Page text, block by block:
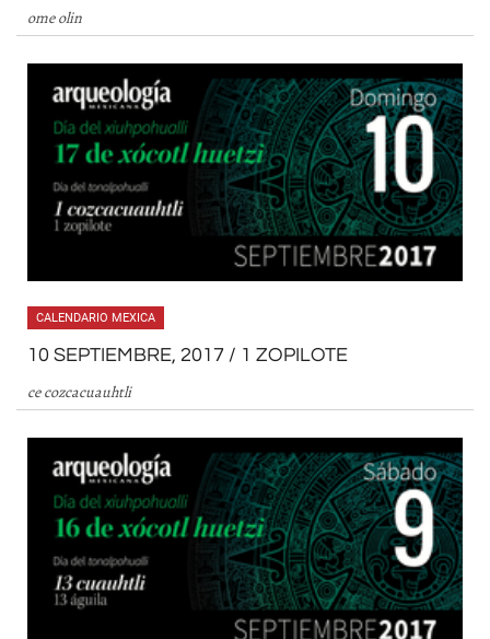
ome olin
CALENDARIO MEXICA
10 SEPTIEMBRE, 2017 / 1 ZOPILOTE
ce cozcacuauhtli